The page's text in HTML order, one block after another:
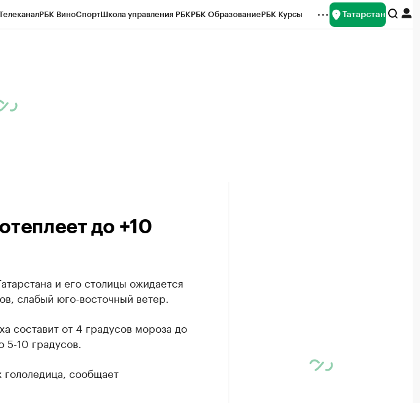
РБК ВиноСпортШкола управления РБКРБК ОбразованиеРБК Курсы Татарстан
до +10
и его столицы ожидается
слабый юго-восточный ветер.
составит от 4 градусов мороза до
5-10 градусов.
сообщает